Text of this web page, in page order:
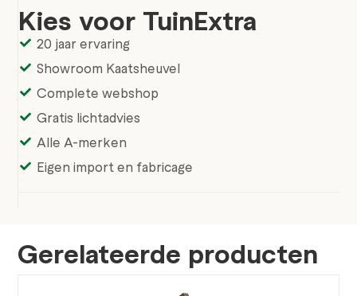
Kies voor TuinExtra
20 jaar ervaring
Showroom Kaatsheuvel
Complete webshop
Gratis lichtadvies
Alle A-merken
Eigen import en fabricage
Gerelateerde producten